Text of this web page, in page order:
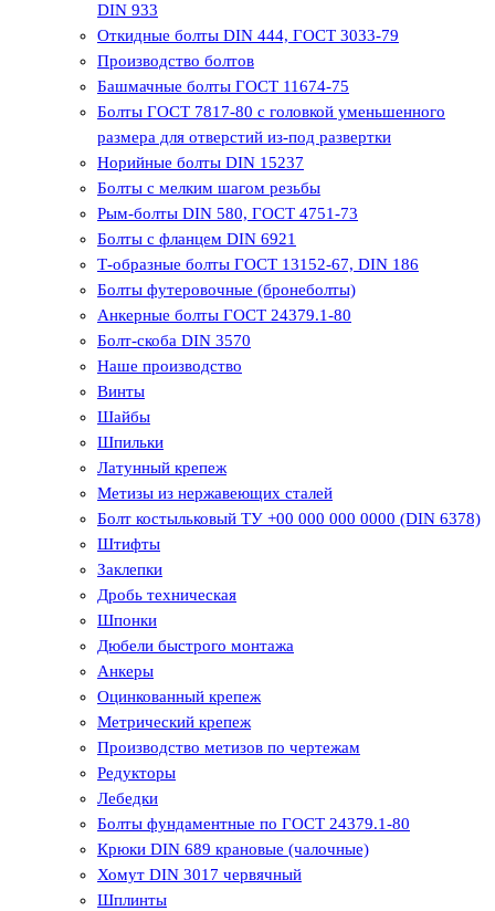
DIN 933
Откидные болты DIN 444, ГОСТ 3033-79
Производство болтов
Башмачные болты ГОСТ 11674-75
Болты ГОСТ 7817-80 с головкой уменьшенного
размера для отверстий из-под развертки
Норийные болты DIN 15237
Болты с мелким шагом резьбы
Рым-болты DIN 580, ГОСТ 4751-73
Болты с фланцем DIN 6921
Т-образные болты ГОСТ 13152-67, DIN 186
Болты футеровочные (бронеболты)
Анкерные болты ГОСТ 24379.1-80
Болт-скоба DIN 3570
Наше производство
Винты
Шайбы
Шпильки
Латунный крепеж
Метизы из нержавеющих сталей
Болт костыльковый ТУ +00 000 000 0000 (DIN 6378)
Штифты
Заклепки
Дробь техническая
Шпонки
Дюбели быстрого монтажа
Анкеры
Оцинкованный крепеж
Метрический крепеж
Производство метизов по чертежам
Редукторы
Лебедки
Болты фундаментные по ГОСТ 24379.1-80
Крюки DIN 689 крановые (чалочные)
Хомут DIN 3017 червячный
Шплинты